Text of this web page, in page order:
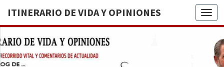
ITINERARIO DE VIDA Y OPINIONES